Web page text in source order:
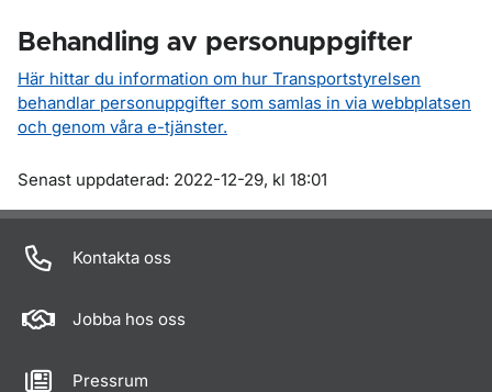
Behandling av personuppgifter
Här hittar du information om hur Transportstyrelsen
behandlar personuppgifter som samlas in via webbplatsen
och genom våra e-tjänster.
Om sidan
Senast uppdaterad: 2022-12-29, kl 18:01
Kontakta oss
Jobba hos oss
Pressrum